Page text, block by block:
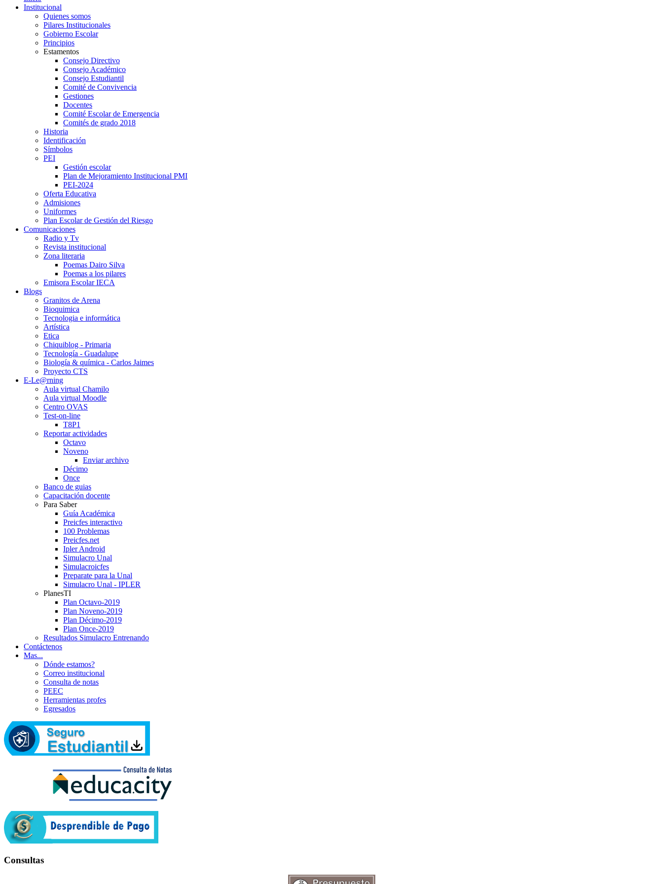
Institucional
Quienes somos
Pilares Institucionales
Gobierno Escolar
Principios
Estamentos
Consejo Directivo
Consejo Académico
Consejo Estudiantil
Comité de Convivencia
Gestiones
Docentes
Comité Escolar de Emergencia
Comités de grado 2018
Historia
Identificación
Símbolos
PEI
Gestión escolar
Plan de Mejoramiento Institucional PMI
PEI-2024
Oferta Educativa
Admisiones
Uniformes
Plan Escolar de Gestión del Riesgo
Comunicaciones
Radio y Tv
Revista institucional
Zona literaria
Poemas Dairo Silva
Poemas a los pilares
Emisora Escolar IECA
Blogs
Granitos de Arena
Bioquimica
Tecnologia e informática
Artística
Etica
Chiquiblog - Primaria
Tecnología - Guadalupe
Biología & química - Carlos Jaimes
Proyecto CTS
E-Le@rning
Aula virtual Chamilo
Aula virtual Moodle
Centro OVAS
Test-on-line
T8P1
Reportar actividades
Octavo
Noveno
Enviar archivo
Décimo
Once
Banco de guias
Capacitación docente
Para Saber
Guía Académica
Preicfes interactivo
100 Problemas
Preicfes.net
Ipler Android
Simulacro Unal
Simulacroicfes
Preparate para la Unal
Simulacro Unal - IPLER
PlanesTI
Plan Octavo-2019
Plan Noveno-2019
Plan Décimo-2019
Plan Once-2019
Resultados Simulacro Entrenando
Contáctenos
Mas...
Dónde estamos?
Correo institucional
Consulta de notas
PEEC
Herramientas profes
Egresados
Consultas